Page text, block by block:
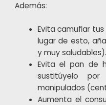
Además:
Evita camuflar
lugar de esto,
y muy saludables).
Evita el pan de
sustitúyelo
manipulados
Aumenta el